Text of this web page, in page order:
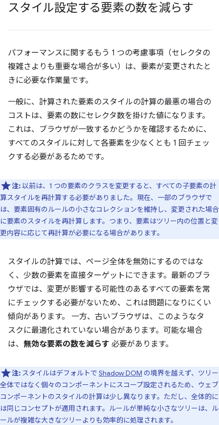
スタイル設定する要素の数を減らす
パフォーマンスに関するもう 1 つの考慮事項（セレクタの
複雑さよりも重要な場合が多い）は、要素が変更されたと
きに必要な作業量です。
一般に、計算された要素のスタイルの計算の最悪の場合の
コストは、要素の数にセレクタ数を掛けた値になります。
これは、ブラウザが一致するかどうかを確認するために、
すべてのスタイルに対して各要素を少なくとも 1 回チェッ
クする必要があるためです。
注:以前は、1 つの要素のクラスを変更すると、すべての子要素の計
算スタイルを再計算する必要がありました。現在、一部のブラウザで
は、要素固有のルールの小さなコレクションを維持し、変更された場合
に要素のスタイルを再計算します。つまり、要素はツリー内の位置と変
更内容に応じて再計算が必要になる場合があります。
スタイルの計算では、ページ全体を無効にするのではな
く、少数の要素を直接ターゲットにできます。最新のブラ
ウザでは、変更が影響する可能性のあるすべての要素を常
にチェックする必要がないため、これは問題になりにくい
傾向があります。 一方、古いブラウザは、このようなタ
スクに最適化されていない場合があります。可能な場合
は、 無効な要素の数を減らす 必要があります。
注: スタイルはデフォルトで Shadow DOM の境界を越えず、ツリー
全体ではなく個々のコンポーネントにスコープ設定されるため、ウェブ
コンポーネントのスタイルの計算は少し異なります。ただし、全体的に
は同じコンセプトが適用されます。ルールが単純な小さなツリーは、ル
ールが複雑な大きなツリーよりも効率的に処理されます。